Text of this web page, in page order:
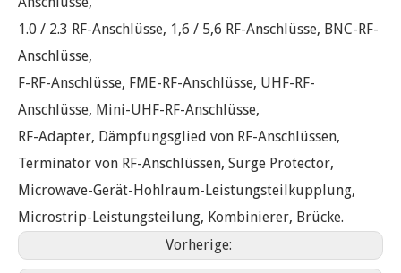
1.0 / 2.3 RF-Anschlüsse, 1,6 / 5,6 RF-Anschlüsse, BNC-RF-
Anschlüsse,
F-RF-Anschlüsse, FME-RF-Anschlüsse, UHF-RF-
Anschlüsse, Mini-UHF-RF-Anschlüsse,
RF-Adapter, Dämpfungsglied von RF-Anschlüssen,
Terminator von RF-Anschlüssen, Surge Protector,
Microwave-Gerät-Hohlraum-Leistungsteilkupplung,
Microstrip-Leistungsteilung, Kombinierer, Brücke.
Vorherige: